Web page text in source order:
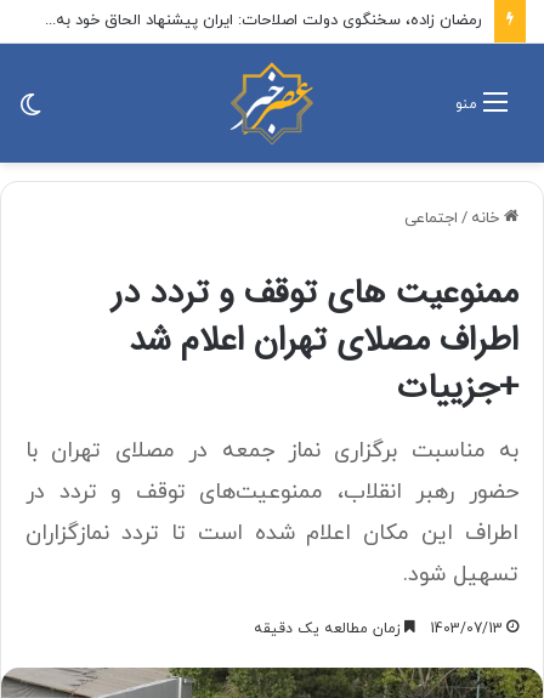
رمضان زاده، سخنگوی دولت اصلاحات: ایران پیشنهاد الحاق خود به توافق مکه را مطرح کند / الان زمان پیشنهاد یک پیمان منطقه‌ای بدون اسرائیل است
منو
خانه / اجتماعی
ممنوعیت های توقف و تردد در
اطراف مصلای تهران اعلام شد
+جزییات
به مناسبت برگزاری نماز جمعه در مصلای تهران با
حضور رهبر انقلاب، ممنوعیت‌های توقف و تردد در
اطراف این مکان اعلام شده است تا تردد نمازگزاران
تسهیل شود.
1403/07/13 زمان مطالعه یک دقیقه